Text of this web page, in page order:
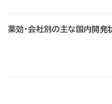
薬効・会社別の主な国内開発